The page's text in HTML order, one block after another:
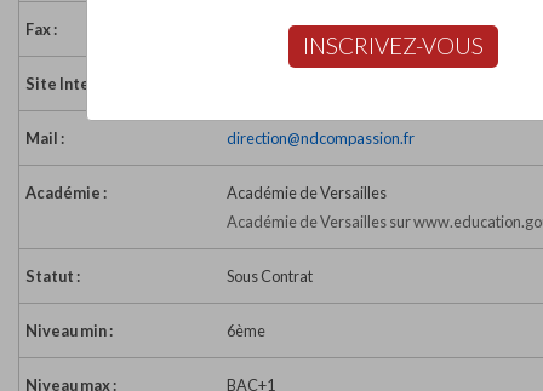
Fax : 01 34 41 61 01
Site Internet :
Mail : direction@ndcompassion.fr
Académie :
Académie de Versailles
Académie de Versailles sur
Statut : Sous Contrat
Niveau min : 6ème
Niveau max : BAC+1
INSCRIVEZ-VOUS